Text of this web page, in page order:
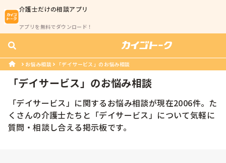
介護士だけの相談アプリ
アプリを無料でダウンロード！
お悩み相談 「デイサービス」のお悩み相談
「デイサービス」のお悩み相談
「デイサービス 」に関するお悩み相談が現在2006件。た
くさんの介護士たちと「デイサービス 」について気軽に
質問・相談し合える掲示板です。